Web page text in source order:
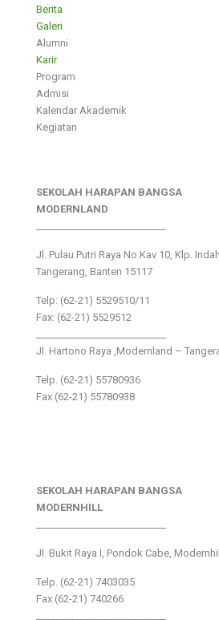
Berita
Galeri
Alumni
Karir
Program
Admisi
Kalendar Akademik
Kegiatan
SEKOLAH HARAPAN BANGSA
MODERNLAND
Jl. Pulau Putri Raya No.Kav 10, Klp.
Tangerang, Banten 15117
Telp: (62-21) 5529510/11
Fax: (62-21) 5529512
Jl. Hartono Raya ,Modernland –
Telp. (62-21) 55780936
Fax (62-21) 55780938
SEKOLAH HARAPAN BANGSA
MODERNHILL
Jl. Bukit Raya I, Pondok Cabe,
Telp. (62-21) 7403035
Fax (62-21) 740266